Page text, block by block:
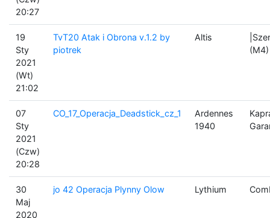
20:27
19
Sty
2021
(Wt)
21:02
TvT20 Atak i Obrona v.1.2 by
piotrek
Altis
(M4)
07
Sty
2021
(Czw)
20:28
CO_17_Operacja_Deadstick_cz_1
Ardennes
1940
30
Maj
2020
jo 42 Operacja Plynny Olow Lythium